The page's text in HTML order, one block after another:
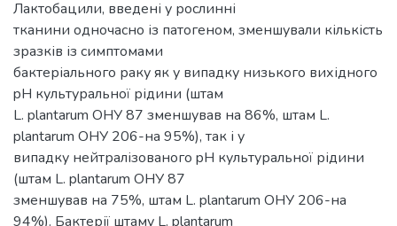
Лактобацили, введені у рослинні
тканини одночасно із патогеном, зменшували кількість
зразків із симптомами
бактеріального раку як у випадку низького вихідного
pH культуральної рідини (штам
L. plantarum ОНУ 87 зменшував на 86%, штам L.
plantarum ОНУ 206-на 95%), так і у
випадку нейтралізованого pH культуральної рідини
(штам L. plantarum ОНУ 87
зменшував на 75%, штам L. plantarum ОНУ 206-на
94%). Бактерії штаму L. plantarum